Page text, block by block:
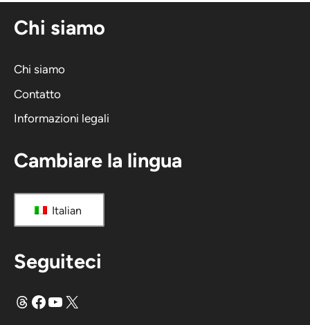
a
i
a
:
Chi siamo
Chi siamo
Contatto
Informazioni legali
Cambiare la lingua
Italian
Seguiteci
FiliFacebook
YouTube
X